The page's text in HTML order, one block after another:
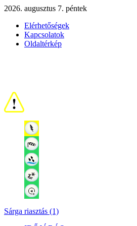
2026. augusztus 7. péntek
Elérhetőségek
Kapcsolatok
Oldaltérkép
Sárga riasztás (1)